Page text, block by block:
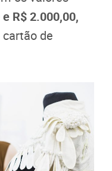
R$ 2.000,00,
de